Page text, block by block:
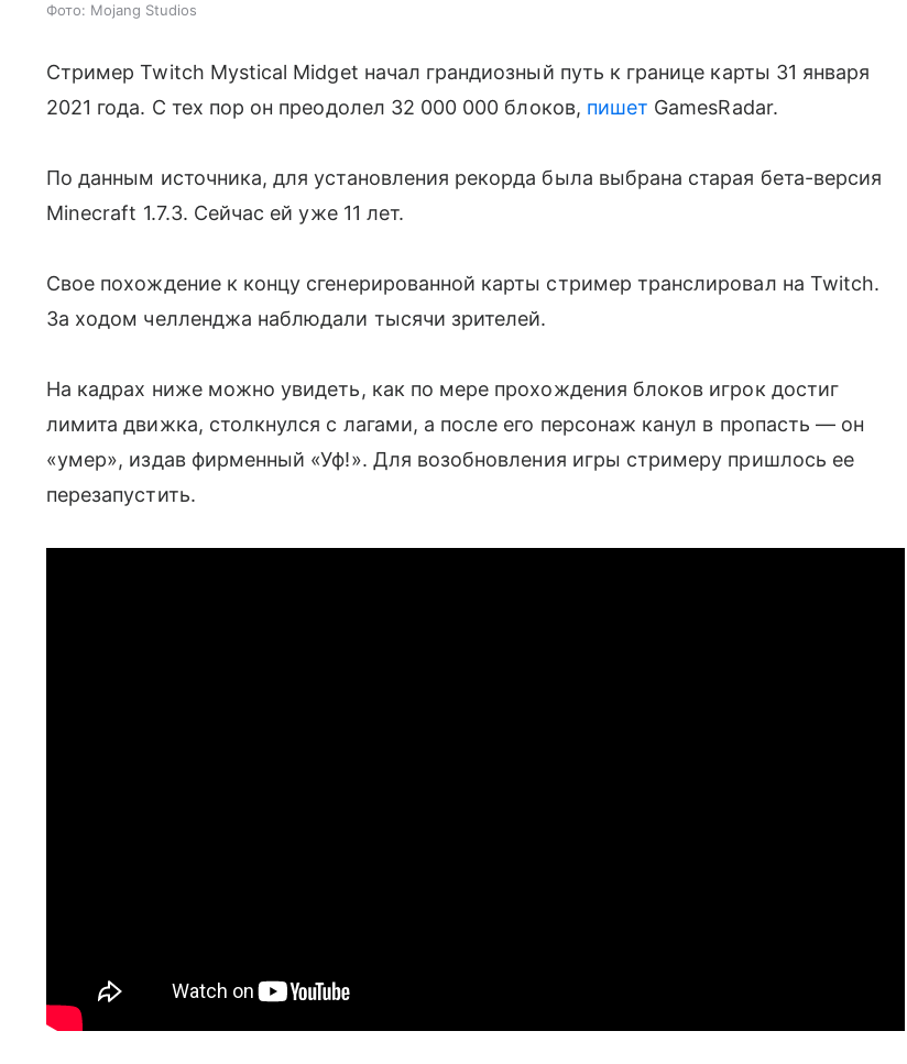
Фото: Mojang Studios
Стример Twitch Mystical Midget начал грандиозный путь к границе карты 31 января
2021 года. С тех пор он преодолел 32 000 000 блоков, пишет GamesRadar.
По данным источника, для установления рекорда была выбрана старая бета-версия
Minecraft 1.7.3. Сейчас ей уже 11 лет.
Свое похождение к концу сгенерированной карты стример транслировал на Twitch.
За ходом челленджа наблюдали тысячи зрителей.
На кадрах ниже можно увидеть, как по мере прохождения блоков игрок достиг
лимита движка, столкнулся с лагами, а после его персонаж канул в пропасть — он
«умер», издав фирменный «Уф!». Для возобновления игры стримеру пришлось ее
перезапустить.